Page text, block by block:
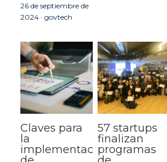
26 de septiembre de
2024 · govtech
Claves para
la
implementación
57 startups
finalizan
programas